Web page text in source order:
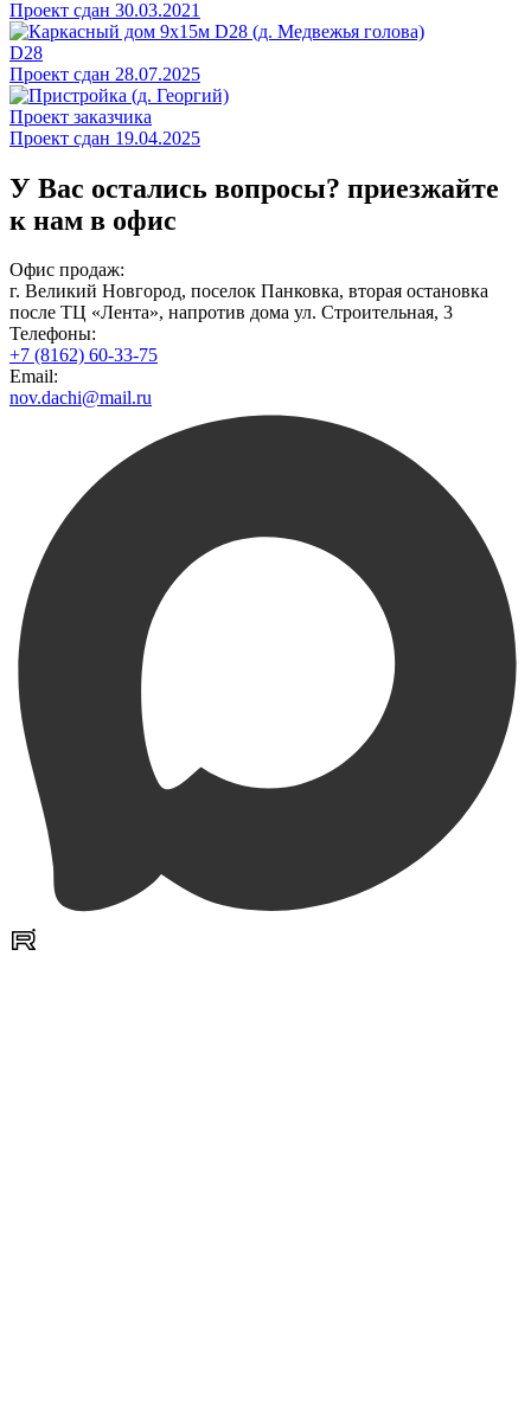
Проект сдан 30.03.2021
D28
Проект сдан 28.07.2025
Проект заказчика
Проект сдан 19.04.2025
У Вас остались вопросы? приезжайте
к нам в офис
Офис продаж:
г. Великий Новгород, поселок Панковка, вторая остановка
после ТЦ «Лента», напротив дома ул. Строительная, 3
Телефоны:
+7 (8162) 60-33-75
Email:
nov.dachi@mail.ru